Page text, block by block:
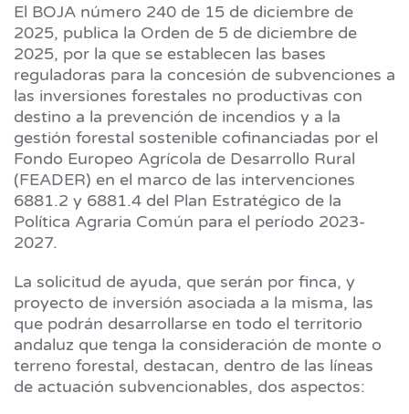
El BOJA número 240 de 15 de diciembre de
2025, publica la Orden de 5 de diciembre de
2025, por la que se establecen las bases
reguladoras para la concesión de subvenciones a
las inversiones forestales no productivas con
destino a la prevención de incendios y a la
gestión forestal sostenible cofinanciadas por el
Fondo Europeo Agrícola de Desarrollo Rural
(FEADER) en el marco de las intervenciones
6881.2 y 6881.4 del Plan Estratégico de la
Política Agraria Común para el período 2023-
2027.
La solicitud de ayuda, que serán por finca, y
proyecto de inversión asociada a la misma, las
que podrán desarrollarse en todo el territorio
andaluz que tenga la consideración de monte o
terreno forestal, destacan, dentro de las líneas
de actuación subvencionables, dos aspectos: